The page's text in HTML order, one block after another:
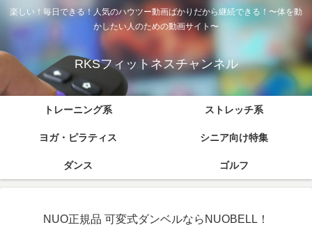
楽しい！毎日できる！人気のハウツー動画ばかりだから継続できる！〜体を動
かしたい人のための動画サイト〜
RKSフィットネスチャンネル
トレーニング系 ストレッチ系
ヨガ・ピラティス シニア向け特集
ダンス ゴルフ
NUO正規品 可変式ダンベルならNUOBELL！